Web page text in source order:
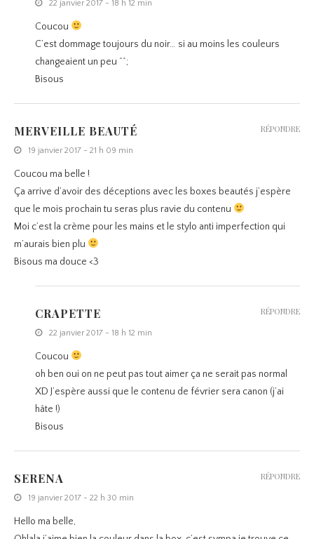
22 janvier 2017 - 18 h 12 min
Coucou
C’est dommage toujours du noir… si au moins les couleurs
changeaient un peu ^^;
Bisous
MERVEILLE BEAUTÉ
19 janvier 2017 - 21 h 09 min
Coucou ma belle !
Ça arrive d’avoir des déceptions avec les boxes beautés j’espère
que le mois prochain tu seras plus ravie du contenu
Moi c’est la crème pour les mains et le stylo anti imperfection qui
m’aurais bien plu
Bisous ma douce <3
RÉPONDRE
CRAPETTE
22 janvier 2017 - 18 h 12 min
Coucou
oh ben oui on ne peut pas tout aimer ça ne serait pas normal
XD J’espère aussi que le contenu de février sera canon (j’ai
hâte !)
Bisous
RÉPONDRE
SERENA
19 janvier 2017 - 22 h 30 min
Hello ma belle,
RÉPONDRE